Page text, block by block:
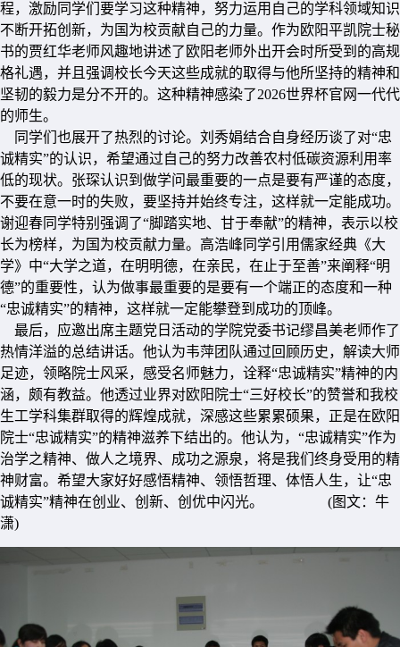
程，激励同学们要学习这种精神，努力运用自己的学科领域知识
不断开拓创新，为国为校贡献自己的力量。作为欧阳平凯院士秘
书的贾红华老师风趣地讲述了欧阳老师外出开会时所受到的高规
格礼遇，并且强调校长今天这些成就的取得与他所坚持的精神和
坚韧的毅力是分不开的。这种精神感染了2026世界杯官网一代代
的师生。
同学们也展开了热烈的讨论。刘秀娟结合自身经历谈了对“忠
诚精实”的认识，希望通过自己的努力改善农村低碳资源利用率
低的现状。张琛认识到做学问最重要的一点是要有严谨的态度，
不要在意一时的失败，要坚持并始终专注，这样就一定能成功。
谢迎春同学特别强调了“脚踏实地、甘于奉献”的精神，表示以校
长为榜样，为国为校贡献力量。高浩峰同学引用儒家经典《大
学》中“大学之道，在明明德，在亲民，在止于至善”来阐释“明
德”的重要性，认为做事最重要的是要有一个端正的态度和一种
“忠诚精实”的精神，这样就一定能攀登到成功的顶峰。
最后，应邀出席主题党日活动的学院党委书记缪昌美老师作了
热情洋溢的总结讲话。他认为韦萍团队通过回顾历史，解读大师
足迹，领略院士风采，感受名师魅力，诠释“忠诚精实”精神的内
涵，颇有教益。他透过业界对欧阳院士“三好校长”的赞誉和我校
生工学科集群取得的辉煌成就，深感这些累累硕果，正是在欧阳
院士“忠诚精实”的精神滋养下结出的。他认为，“忠诚精实”作为
治学之精神、做人之境界、成功之源泉，将是我们终身受用的精
神财富。希望大家好好感悟精神、领悟哲理、体悟人生，让“忠
诚精实”精神在创业、创新、创优中闪光。 (图文：牛
潇)